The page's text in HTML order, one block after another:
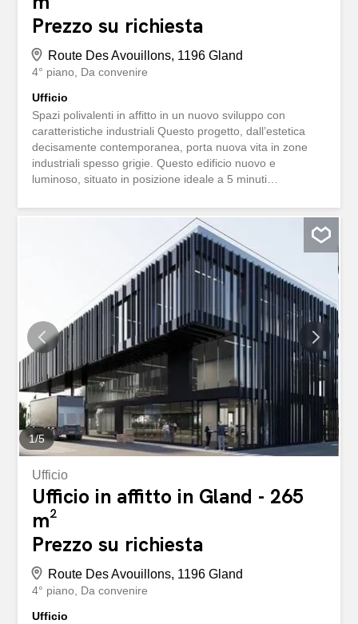
Prezzo su richiesta
Route Des Avouillons, 1196 Gland
4° piano
Da convenire
Ufficio
Spazi polivalenti in affitto in un nuovo sviluppo con
caratteristiche industriali Questo progetto, dall’estetica
decisamente contemporanea, porta nuova vita in zone
industriali spesso grigie. Questo edificio nuovo e
luminoso, situato in posizione ideale a 5 minuti
Gland, offre spazi polivalenti in affitto. . - Superfici
disponibili da 400 m2 a 4700 m2 su 4 piani - Altezza sotto
il solaio fino a 3,50 m - Carico utile: 1000 kg/m2 al piano
terra e 500 kg/m2 ai piani superiori. - Standard Minergie -
Campi di sonde geotermiche per la produzione di calore -
250m2 di pannelli fotovoltaici sul tetto Le superfici
saranno disponibili a partire da febbraio 2025 Espaces
polyvalents à louer dans un nouveau développement aux
caractéristiques industrielles D'une esthétique résolument
contemporaine, ce projet donne un nouveau souffle à des
zones industrielles souvent bien grises. Ce bâtiment neuf
et lumineux, idéalement situé...
1/5
Ufficio
Ufficio in affitto in Gland - 265
m²
Prezzo su richiesta
Route Des Avouillons, 1196 Gland
4° piano
Da convenire
Ufficio